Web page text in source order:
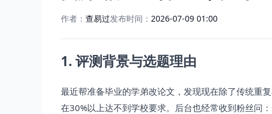
作者： 查易过发布时间： 2026-07-09 01:00
1. 评测背景与选题理由
最近帮准备毕业的学弟改论文，发现现在除了传统重
在30%以上达不到学校要求。后台也经常收到粉丝问